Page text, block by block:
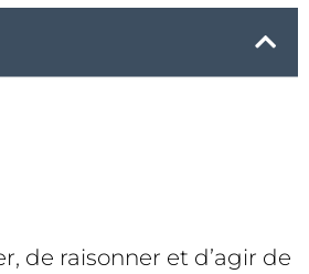
de raisonner et d’agir de